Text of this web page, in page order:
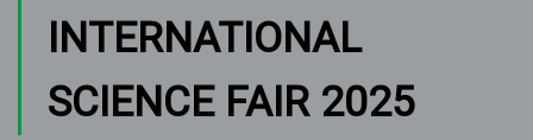
INTERNATIONAL
SCIENCE FAIR 2025